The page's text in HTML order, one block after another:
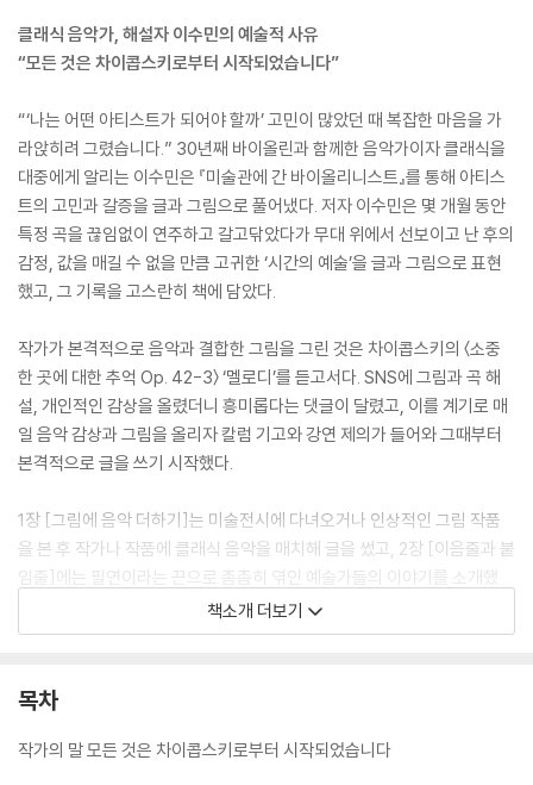
클래식 음악가, 해설자 이수민의 예술적 사유
“모든 것은 차이콥스키로부터 시작되었습니다”
“‘나는 어떤 아티스트가 되어야 할까’ 고민이 많았던 때 복잡한 마음을 가
라앉히려 그렸습니다.” 30년째 바이올린과 함께한 음악가이자 클래식을
대중에게 알리는 이수민은 『미술관에 간 바이올리니스트』를 통해 아티스
트의 고민과 갈증을 글과 그림으로 풀어냈다. 저자 이수민은 몇 개월 동안
특정 곡을 끊임없이 연주하고 갈고닦았다가 무대 위에서 선보이고 난 후의
감정, 값을 매길 수 없을 만큼 고귀한 ‘시간의 예술’을 글과 그림으로 표현
했고, 그 기록을 고스란히 책에 담았다.
작가가 본격적으로 음악과 결합한 그림을 그린 것은 차이콥스키의 〈소중
한 곳에 대한 추억 Op. 42-3〉 ‘멜로디’를 듣고서다. SNS에 그림과 곡 해
설, 개인적인 감상을 올렸더니 흥미롭다는 댓글이 달렸고, 이를 계기로 매
일 음악 감상과 그림을 올리자 칼럼 기고와 강연 제의가 들어와 그때부터
본격적으로 글을 쓰기 시작했다.
1장 [그림에 음악 더하기]는 미술전시에 다녀오거나 인상적인 그림 작품
을 본 후 작가나 작품에 클래식 음악을 매치해 글을 썼고, 2장 [이음줄과 붙
임줄]에는 필연이라는 끈으로 촘촘히 엮인 예술가들의 이야기를 소개했
다. 바이올리니스트로서, 감상자로서 사랑하는 바이올린곡은 마지막 3장
[바이올린 세레나데]에 엮었다.
“‘지금까지는 바이올린으로 나를 표현했다면, 이제부터는 말과 글과 그림
회에 ‘사랑’을 주제로 한 음악을 골라 강연을 하게 되었고, 그때부터 말과
책소개 더보기
목차
작가의 말 모든 것은 차이콥스키로부터 시작되었습니다